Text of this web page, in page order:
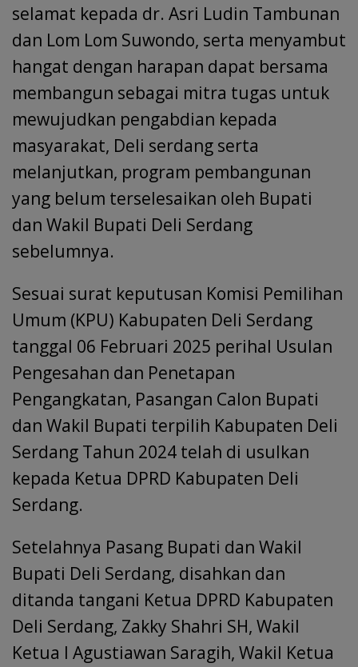
selamat kepada dr. Asri Ludin Tambunan
dan Lom Lom Suwondo, serta menyambut
hangat dengan harapan dapat bersama
membangun sebagai mitra tugas untuk
mewujudkan pengabdian kepada
masyarakat, Deli serdang serta
melanjutkan, program pembangunan
yang belum terselesaikan oleh Bupati
dan Wakil Bupati Deli Serdang
sebelumnya.
Sesuai surat keputusan Komisi Pemilihan
Umum (KPU) Kabupaten Deli Serdang
tanggal 06 Februari 2025 perihal Usulan
Pengesahan dan Penetapan
Pengangkatan, Pasangan Calon Bupati
dan Wakil Bupati terpilih Kabupaten Deli
Serdang Tahun 2024 telah di usulkan
kepada Ketua DPRD Kabupaten Deli
Serdang.
Setelahnya Pasang Bupati dan Wakil
Bupati Deli Serdang, disahkan dan
ditanda tangani Ketua DPRD Kabupaten
Deli Serdang, Zakky Shahri SH, Wakil
Ketua I Agustiawan Saragih, Wakil Ketua